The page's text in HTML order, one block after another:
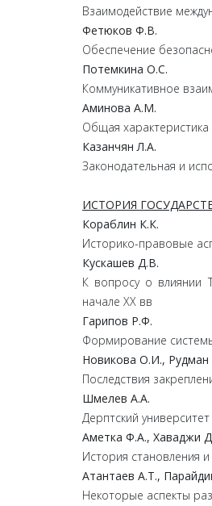
Взаимодействие
Фетюков Ф.В.
Обеспечение
Потемкина О.С.
Коммуникативное
Аминова А.М.
Общая
КазанчянЛ.А.
Законодательная и
ИСТОРИЯ
Кораблин К.К.
Историко-правовые
Кускашев Д.В.
К вопросу о влиянии
начале XX вв
Гарипов Р.Ф.
Формирование
Новикова О.И., Рудман
Последствия
Шмелев А.А.
Дерптский
Аметка Ф.А., Хаваджи
История становления
Атантаев А.Т.,
Некоторые аспекты